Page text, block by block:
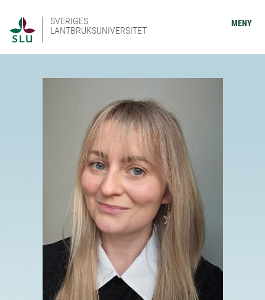
SVERIGES
LANTBRUKSUNIVERSITET
MENY